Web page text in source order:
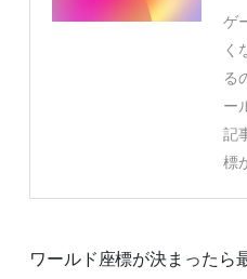
ゲ
く
る
ー
記
標
ワールド座標が決まったら